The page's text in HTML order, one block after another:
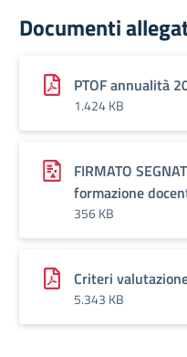
Documenti
PTOF annualità
1.424 KB
FIRMATO
formazione
356 KB
Criteri
5.343 KB